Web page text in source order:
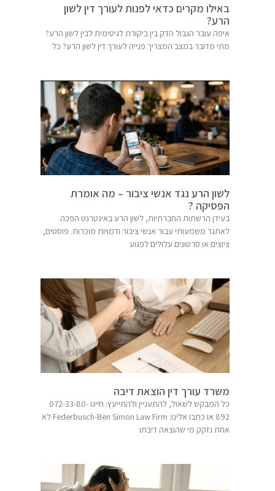
באילו מקרים כדאי לפנות לעורך דין לשון
הרע?
איפה עובר הגבול הדק בין ביקורת לגיטימית לבין לשון הרע?
מתי מדובר במצב המצריך פנייה לעורך דין לשון הרע? כל
לשון הרע נגד אנשי ציבור – מה אומרת
הפסיקה ?
בעידן הרשתות החברתיות, לשון הרע באינטרנט הפכה
לאתגר משמעותי עבור אנשי ציבור ודמויות מוכרות. פוסטים,
ציוצים או סרטונים עלולים לפגוע
משרד עורך דין הוצאת דיבה
כל המבקש לשאול, להתעניין ולהתייעץ: חייגו 072-33-80-
892 או כתבו אלינו: Federbusch-Ben Simon Law Firm​ לא
אחת נזקק מי שהוצאה דיבתו